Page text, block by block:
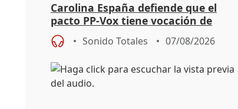
Carolina España defiende que el
pacto PP-Vox tiene vocación de
"durar toda la legislatura"
Sonido Totales 07/08/2026